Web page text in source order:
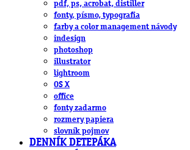
pdf, ps, acrobat, distiller
fonty, písmo, typografia
farby a color management návody
indesign
photoshop
illustrator
lightroom
OS X
office
fonty zadarmo
rozmery papiera
slovník pojmov
DENNÍK DETEPÁKA